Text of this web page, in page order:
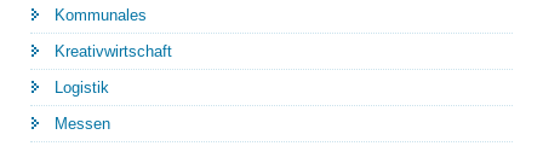
Kommunales
Kreativwirtschaft
Logistik
Messen